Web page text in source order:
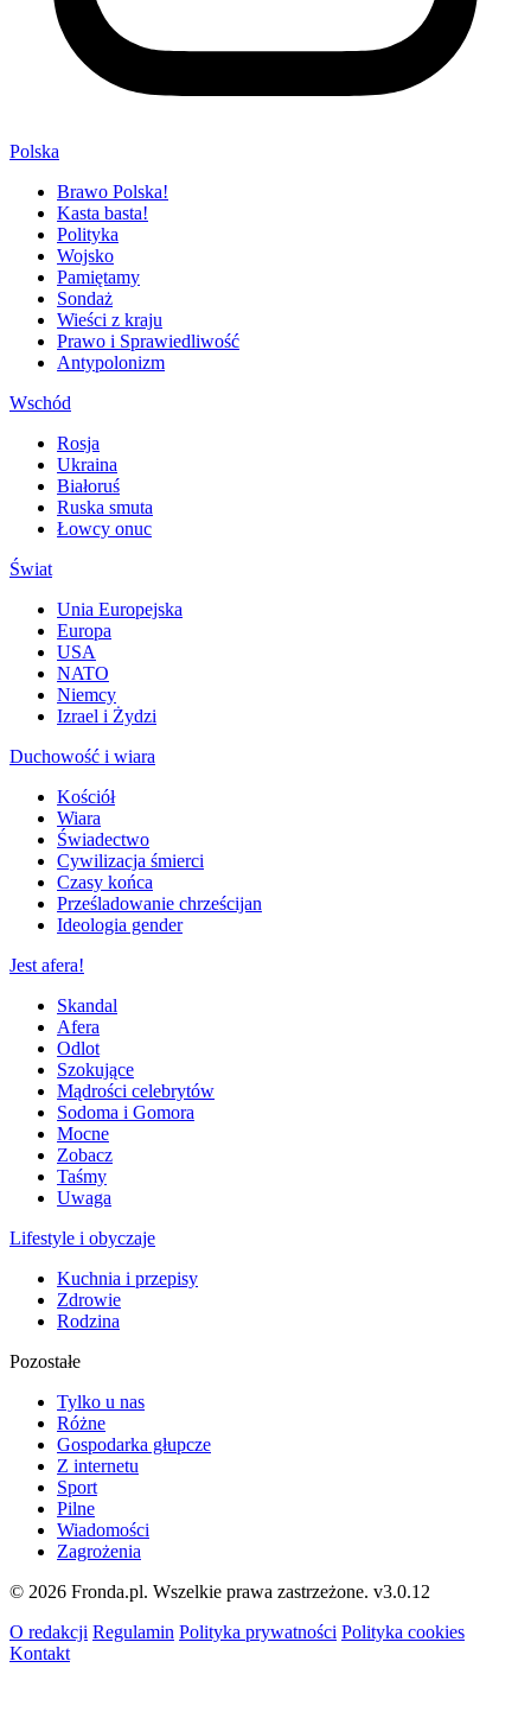
Polska
Brawo Polska!
Kasta basta!
Polityka
Wojsko
Pamiętamy
Sondaż
Wieści z kraju
Prawo i Sprawiedliwość
Antypolonizm
Wschód
Rosja
Ukraina
Białoruś
Ruska smuta
Łowcy onuc
Świat
Unia Europejska
Europa
USA
NATO
Niemcy
Izrael i Żydzi
Duchowość i wiara
Kościół
Wiara
Świadectwo
Cywilizacja śmierci
Czasy końca
Prześladowanie chrześcijan
Ideologia gender
Jest afera!
Skandal
Afera
Odlot
Szokujące
Mądrości celebrytów
Sodoma i Gomora
Mocne
Zobacz
Taśmy
Uwaga
Lifestyle i obyczaje
Kuchnia i przepisy
Zdrowie
Rodzina
Pozostałe
Tylko u nas
Różne
Gospodarka głupcze
Z internetu
Sport
Pilne
Wiadomości
Zagrożenia
© 2026 Fronda.pl. Wszelkie prawa zastrzeżone. v3.0.12
O redakcji Regulamin Polityka prywatności Polityka cookies
Kontakt